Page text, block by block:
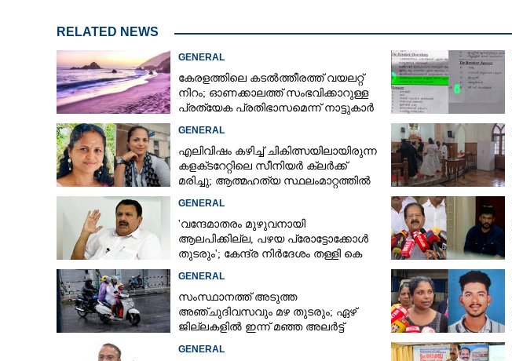
RELATED NEWS
GENERAL
കേരളത്തിലെ കടൽത്തീരത്ത് വയലറ്റ്
നിറം; ഓണക്കാലത്ത് സംഭവിക്കാറുള്ള
പ്രത്യേക പ്രതിഭാസമെന്ന് നാട്ടുകാർ
GENERAL
എലിവിഷം കഴിച്ച് ചികിത്സയിലായിരുന്ന
കളക്‌ടറേറ്റിലെ സീനിയർ ക്ലർക്ക്
മരിച്ചു; ആത്മഹത്യ സ്ഥലംമാറ്റത്തിൽ
GENERAL
'വന്ദേമാതരം മുഴുവനായി
ആലപിക്കില്ല, പഴയ പ്രോട്ടോക്കോൾ
തുടരും'; കേന്ദ്ര നിർദേശം തള്ളി കെ
GENERAL
സംസ്ഥാനത്ത് അടുത്ത
അ‌ഞ്ചുദിവസവും മഴ തുടരും; ഏഴ്
ജില്ലകളിൽ ഇന്ന് മഞ്ഞ അലർട്ട്
GENERAL